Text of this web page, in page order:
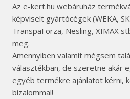
Az e-kert.hu webáruház
képviselt gyártócégek (WEKA,
TranspaForza, Nesling, XIMAX
meg.
Amennyiben valamit mégsem
választékban, de szeretne akár
egyéb termékre ajánlatot kérni,
bizalommal!